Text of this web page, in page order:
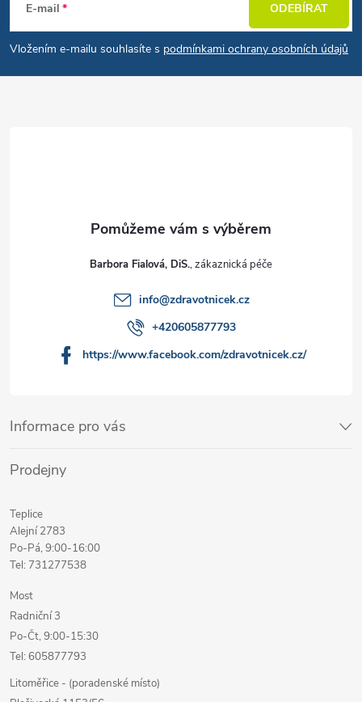
E-mail
Vložením e-mailu souhlasíte s podmínkami ochrany osobních údajů
ODEBÍRAT
Informace pro vás
Prodejny
Teplice
Alejní 2783
Po-Pá, 9:00-16:00
Tel: 731277538
Most
Radniční 3
Po-Čt, 9:00-15:30
Tel: 605877793
Litoměřice - (poradenské místo)
Barbora Fialová, DiS.
info@zdravotnicek.cz
+420605877793
https://www.facebook.com/zdravotnicek.cz/